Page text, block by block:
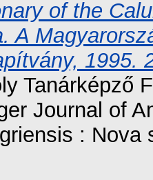
of the
A
1995.
Tanárképző
Journal of
: